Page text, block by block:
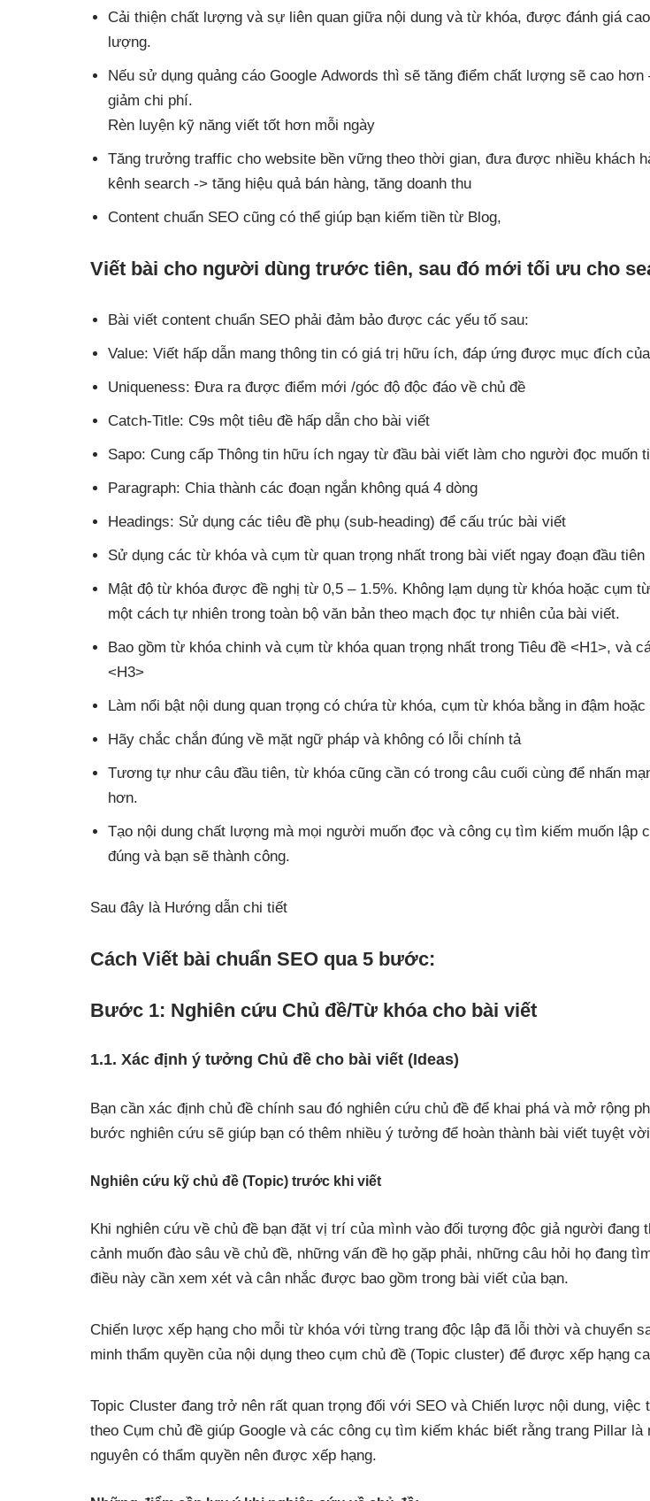
Cải thiện chất lượng và sự liên quan giữa nội dung và từ khóa, được đánh giá
lượng.
Nếu sử dụng quảng cáo Google Adwords thì sẽ tăng điểm chất lượng sẽ cao hơn
giảm chi phí.
Rèn luyện kỹ năng viết tốt hơn mỗi ngày
Tăng trưởng traffic cho website bền vững theo thời gian, đưa được nhiều khách
kênh search -> tăng hiệu quả bán hàng, tăng doanh thu
Content chuẩn SEO cũng có thể giúp bạn kiếm tiền từ Blog,
Viết bài cho người dùng trước tiên, sau đó mới tối ưu cho
Bài viết content chuẩn SEO phải đảm bảo được các yếu tố sau:
Value: Viết hấp dẫn mang thông tin có giá trị hữu ích, đáp ứng được mục đích
Uniqueness: Đưa ra được điểm mới /góc độ độc đáo về chủ đề
Catch-Title: C9s một tiêu đề hấp dẫn cho bài viết
Sapo: Cung cấp Thông tin hữu ích ngay từ đầu bài viết làm cho người đọc muốn
Paragraph: Chia thành các đoạn ngắn không quá 4 dòng
Headings: Sử dụng các tiêu đề phụ (sub-heading) để cấu trúc bài viết
Sử dụng các từ khóa và cụm từ quan trọng nhất trong bài viết ngay đoạn đầu tiên
Mật độ từ khóa được đề nghị từ 0,5 – 1.5%. Không lạm dụng từ khóa hoặc cụm
một cách tự nhiên trong toàn bộ văn bản theo mạch đọc tự nhiên của bài viết.
Bao gồm từ khóa chinh và cụm từ khóa quan trọng nhất trong Tiêu đề <H1>, và
<H3>
Làm nổi bật nội dung quan trọng có chứa từ khóa, cụm từ khóa bằng in đậm hoặc
Hãy chắc chắn đúng về mặt ngữ pháp và không có lỗi chính tả
Tương tự như câu đầu tiên, từ khóa cũng cần có trong câu cuối cùng để nhấn
hơn.
Tạo nội dung chất lượng mà mọi người muốn đọc và công cụ tìm kiếm muốn lập
đúng và bạn sẽ thành công.
Sau đây là Hướng dẫn chi tiết
Cách Viết bài chuẩn SEO qua 5 bước:
Bước 1: Nghiên cứu Chủ đề/Từ khóa cho bài viết
1.1. Xác định ý tưởng Chủ đề cho bài viết (Ideas)
Bạn cần xác định chủ đề chính sau đó nghiên cứu chủ đề để khai phá và mở rộng
bước nghiên cứu sẽ giúp bạn có thêm nhiều ý tưởng để hoàn thành bài viết tuyệt
Nghiên cứu kỹ chủ đề (Topic) trước khi viết
Khi nghiên cứu về chủ đề bạn đặt vị trí của mình vào đối tượng độc giả người đang
cảnh muốn đào sâu về chủ đề, những vấn đề họ gặp phải, những câu hỏi họ đang
điều này cần xem xét và cân nhắc được bao gồm trong bài viết của bạn.
Chiến lược xếp hạng cho mỗi từ khóa với từng trang độc lập đã lỗi thời và chuyển
minh thẩm quyền của nội dụng theo cụm chủ đề (Topic cluster) để được xếp hạng
Topic Cluster đang trở nên rất quan trọng đối với SEO và Chiến lược nội dung, việc
theo Cụm chủ đề giúp Google và các công cụ tìm kiếm khác biết rằng trang Pillar là
nguyên có thẩm quyền nên được xếp hạng.